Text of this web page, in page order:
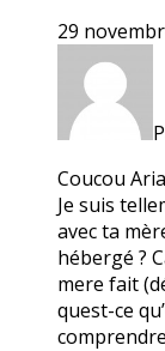
29
Coucou Aria
Je suis
avec ta
hébergé ?
mere fait
quest-ce